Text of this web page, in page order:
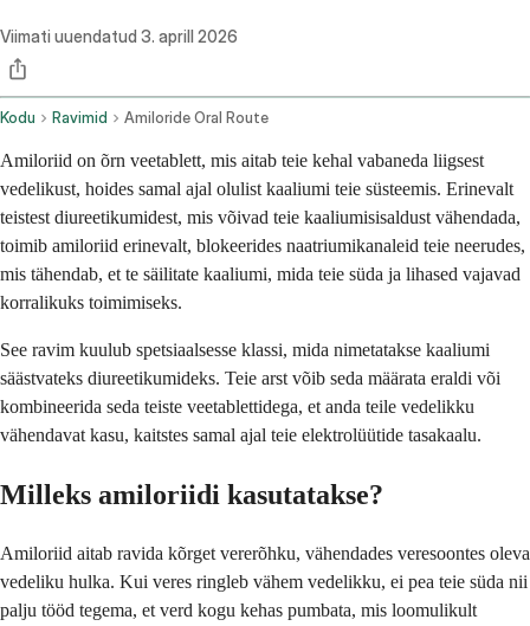
Viimati uuendatud 3. aprill 2026
Kodu Ravimid Amiloride Oral Route
Amiloriid on õrn veetablett, mis aitab teie kehal vabaneda liigsest
vedelikust, hoides samal ajal olulist kaaliumi teie süsteemis. Erinevalt
teistest diureetikumidest, mis võivad teie kaaliumisisaldust vähendada,
toimib amiloriid erinevalt, blokeerides naatriumikanaleid teie neerudes,
mis tähendab, et te säilitate kaaliumi, mida teie süda ja lihased vajavad
korralikuks toimimiseks.
See ravim kuulub spetsiaalsesse klassi, mida nimetatakse kaaliumi
säästvateks diureetikumideks. Teie arst võib seda määrata eraldi või
kombineerida seda teiste veetablettidega, et anda teile vedelikku
vähendavat kasu, kaitstes samal ajal teie elektrolüütide tasakaalu.
Milleks amiloriidi kasutatakse?
Amiloriid aitab ravida kõrget vererõhku, vähendades veresoontes oleva
vedeliku hulka. Kui veres ringleb vähem vedelikku, ei pea teie süda nii
palju tööd tegema, et verd kogu kehas pumbata, mis loomulikult